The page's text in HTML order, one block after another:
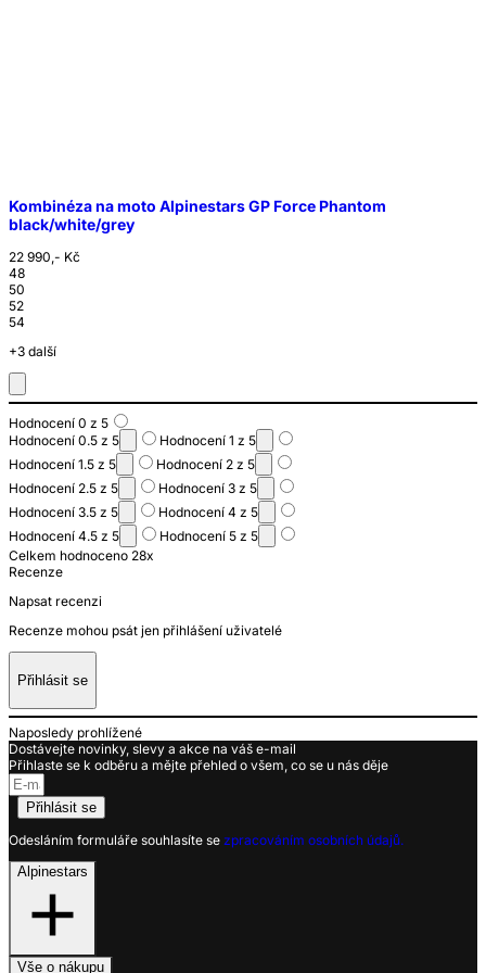
Kombinéza na moto Alpinestars GP Force Phantom
black/white/grey
22 990,- Kč
48
50
52
54
+3 další
Hodnocení 0 z 5
Hodnocení 0.5 z 5
Hodnocení 1 z 5
Hodnocení 1.5 z 5
Hodnocení 2 z 5
Hodnocení 2.5 z 5
Hodnocení 3 z 5
Hodnocení 3.5 z 5
Hodnocení 4 z 5
Hodnocení 4.5 z 5
Hodnocení 5 z 5
Celkem hodnoceno 28x
Recenze
Napsat recenzi
Recenze mohou psát jen přihlášení uživatelé
Přihlásit se
Naposledy prohlížené
Dostávejte novinky, slevy a akce na váš e-mail
Přihlaste se k odběru a mějte přehled o všem, co se u nás děje
Přihlásit se
Odesláním formuláře souhlasíte se zpracováním osobních údajů.
Alpinestars
Vše o nákupu